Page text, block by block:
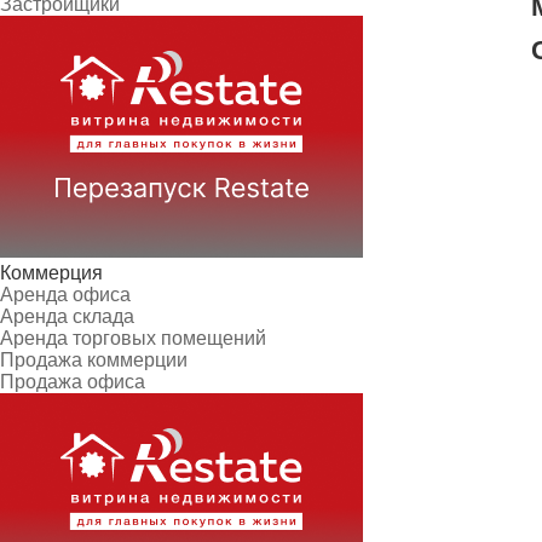
Застройщики
Коммерция
Аренда офиса
Аренда склада
Аренда торговых помещений
Продажа коммерции
Продажа офиса